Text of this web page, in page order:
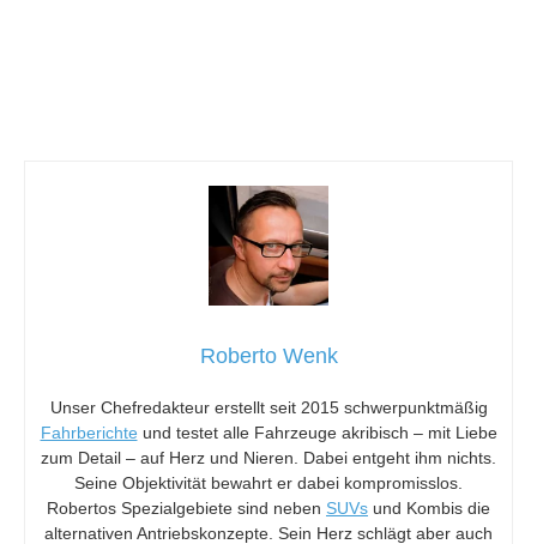
Roberto Wenk
Unser Chefredakteur erstellt seit 2015 schwerpunktmäßig
Fahrberichte und testet alle Fahrzeuge akribisch – mit Liebe
zum Detail – auf Herz und Nieren. Dabei entgeht ihm nichts.
Seine Objektivität bewahrt er dabei kompromisslos.
Robertos Spezialgebiete sind neben SUVs und Kombis die
alternativen Antriebskonzepte. Sein Herz schlägt aber auch